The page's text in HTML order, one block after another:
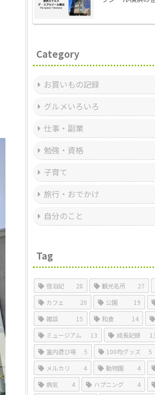
Category
お買いもの記録
グルメいろいろ
仕事・副業
勉強・資格
子育て
旅行・おでかけ
自分のこと
Tag
宿泊記 28 観光名所 27
カフェ
20 公園 19
雑談
15 和食 14
ミュージアム
13 成長記録
室内遊び場
5 100均グッズ 5
メルカリ
4 動物園 4
病気
4 ハプニング 4